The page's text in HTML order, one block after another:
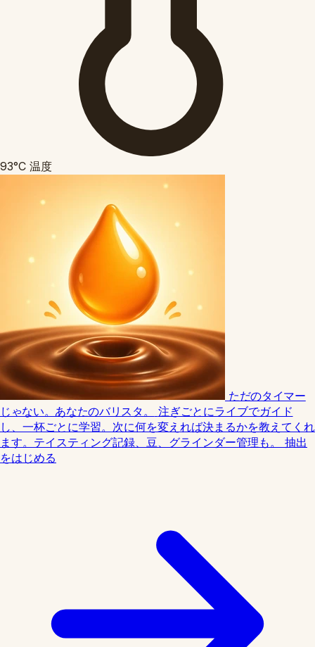
93°C 温度
ただのタイマー
じゃない。あなたのバリスタ。
注ぎごとにライブでガイド
し、一杯ごとに学習。次に何を変えれば決まるかを教えてくれ
ます。テイスティング記録、豆、グラインダー管理も。
抽出
をはじめる